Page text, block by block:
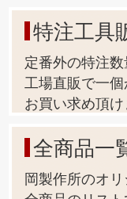
特注工具
定番外の特注
工場直販で一個
お買い求め頂け
全商品一
岡製作所のオ